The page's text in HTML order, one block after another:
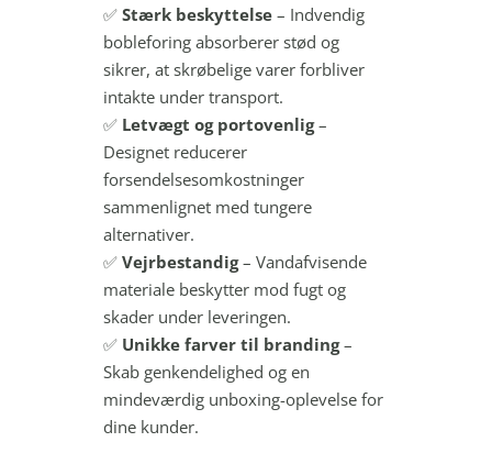
✅Stærk beskyttelse – Indvendig
bobleforing absorberer stød og
sikrer, at skrøbelige varer forbliver
intakte under transport.
✅ Letvægt og portovenlig–
Designet reducerer
forsendelsesomkostninger
sammenlignet med tungere
alternativer.
✅Vejrbestandig– Vandafvisende
materiale beskytter mod fugt og
skader under leveringen.
✅ Unikke farver til branding–
Skab genkendelighed og en
mindeværdig unboxing-oplevelse for
dine kunder.